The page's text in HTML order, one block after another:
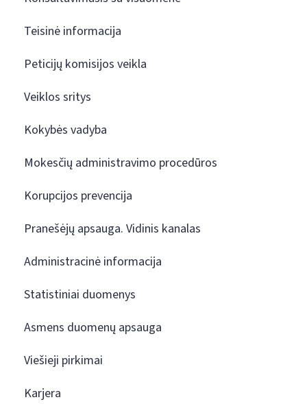
Teisinė informacija
Peticijų komisijos veikla
Veiklos sritys
Kokybės vadyba
Mokesčių administravimo procedūros
Korupcijos prevencija
Pranešėjų apsauga. Vidinis kanalas
Administracinė informacija
Statistiniai duomenys
Asmens duomenų apsauga
Viešieji pirkimai
Karjera